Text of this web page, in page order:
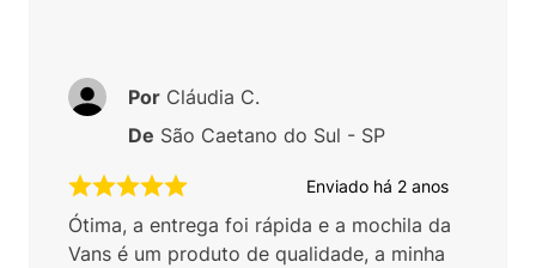
Enviado há 2 anos
Ótima, a entrega foi rápida e a mochila da
Vans é um produto de qualidade, a minha
Por Cláudia C.
De São Caetano do Sul - SP